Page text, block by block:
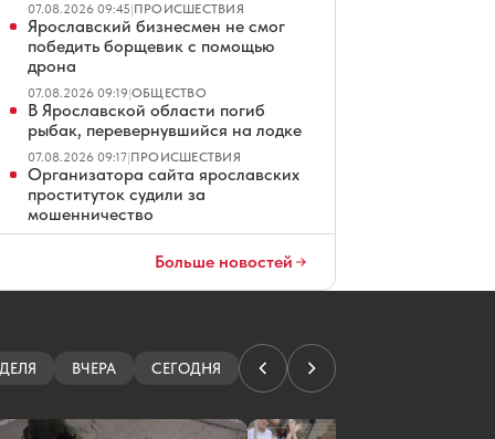
07.08.2026 09:45|ПРОИСШЕСТВИЯ
Ярославский бизнесмен не смог
победить борщевик с помощью
дрона
07.08.2026 09:19|ОБЩЕСТВО
В Ярославской области погиб
рыбак, перевернувшийся на лодке
07.08.2026 09:17|ПРОИСШЕСТВИЯ
Организатора сайта ярославских
проституток судили за
мошенничество
Ярославские водители ждут чеков
07.08.2026 06:01 ЭКОНОМИКА
Ярославец просит не превращать
площадку
Больше новостей
ВЧЕРА СЕГОДНЯ